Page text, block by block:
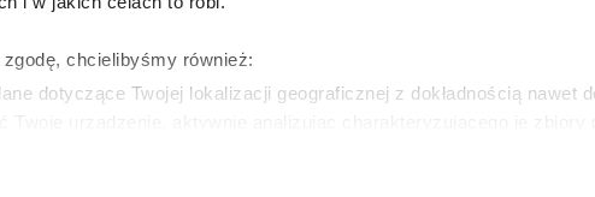
chcielibyśmy również:
dotyczące Twojej lokalizacji geograficznej z dokładnością nawet